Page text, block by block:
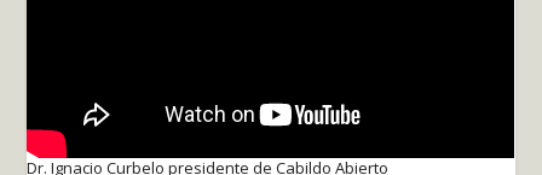
Dr. Ignacio Curbelo presidente de Cabildo Abierto